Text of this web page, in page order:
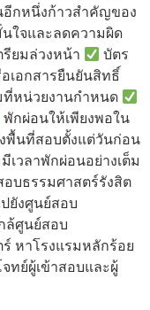
อีกหนึ่งก้าวสำคัญของ
ใจและลดความผิด
ยมล่วงหน้า
บัตร
เอกสารยืนยันสิทธิ์
หน่วยงานกำหนด
พักผ่อนให้เพียงพอใน
พื้นที่สอบตั้งแต่วันก่อน
เวลาพักผ่อนอย่างเต็ม
บธรรมศาสตร์รังสิต
ยังศูนย์สอบ
ล้ศูนย์สอบ
หาโรงแรมหลักร้อย
ทย์ผู้เข้าสอบและผู้